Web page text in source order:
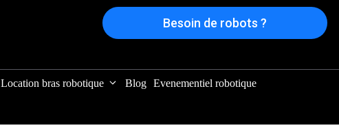
Besoin de robots ?
Location bras robotique Blog Evenementiel robotique